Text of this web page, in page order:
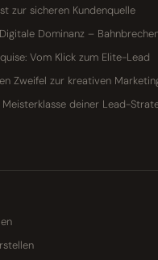
zur sicheren Kundenquelle
Dominanz –
Vom Klick zum Elite-Lead
Zweifel zur kreativen
deiner Lead-